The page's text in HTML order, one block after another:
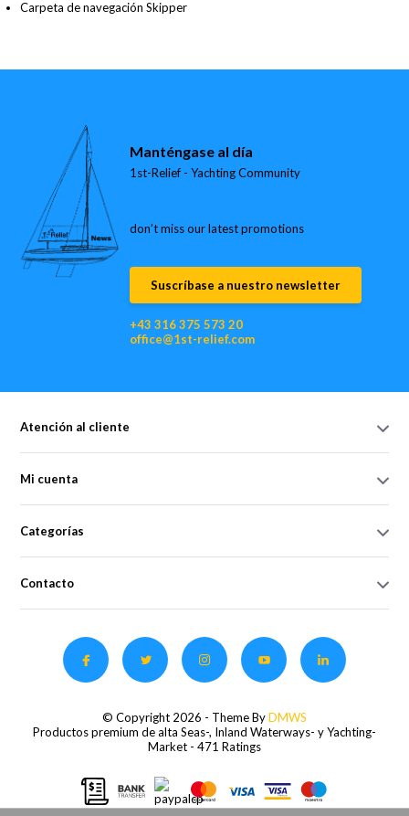
Carpeta de navegación Skipper
Manténgase al día
1st-Relief - Yachting Community
don’t miss our latest promotions
Suscríbase a nuestro newsletter
+43 316 375 573 20
office@1st-relief.com
Atención al cliente
Mi cuenta
Categorías
Contacto
© Copyright 2026 - Theme ByDMWS
Productos premium de alta Seas-, Inland Waterways- y Yachting-
Market - 471 Ratings